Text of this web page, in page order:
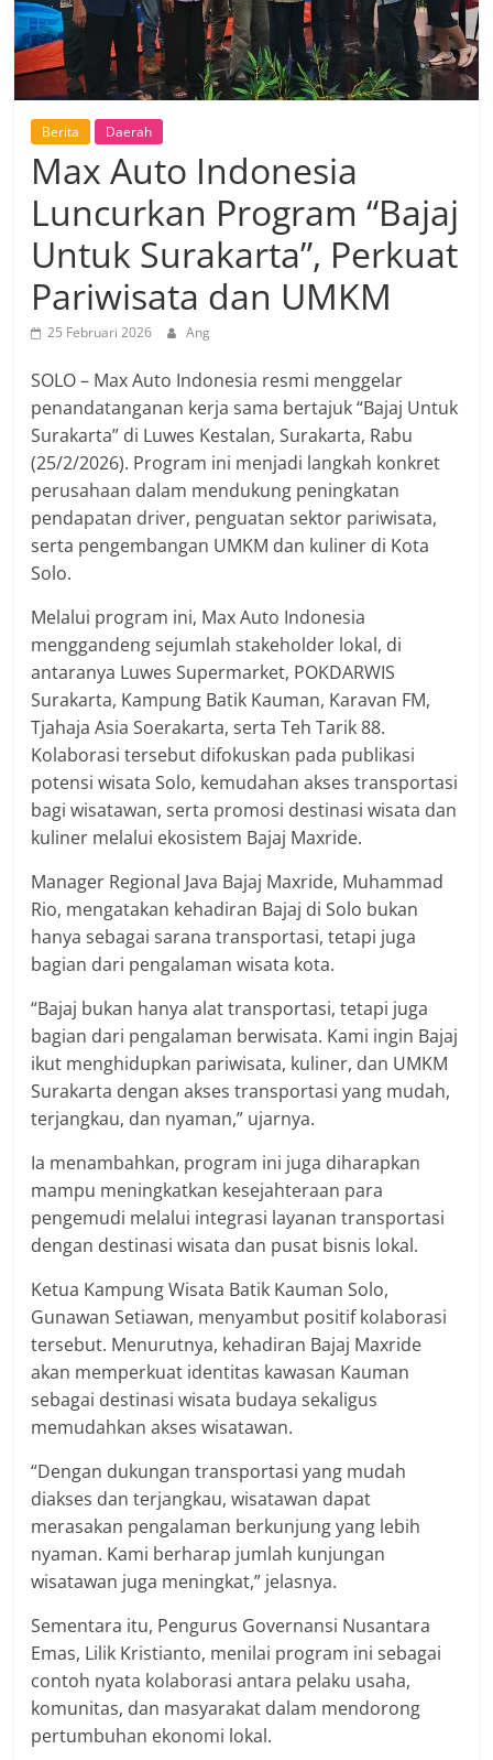
Berita Daerah
Max Auto Indonesia
Luncurkan Program “Bajaj
Untuk Surakarta”, Perkuat
Pariwisata dan UMKM
25 Februari 2026 Ang
SOLO – Max Auto Indonesia resmi menggelar
penandatanganan kerja sama bertajuk “Bajaj Untuk
Surakarta” di Luwes Kestalan, Surakarta, Rabu
(25/2/2026). Program ini menjadi langkah konkret
perusahaan dalam mendukung peningkatan
pendapatan driver, penguatan sektor pariwisata,
serta pengembangan UMKM dan kuliner di Kota
Solo.
Melalui program ini, Max Auto Indonesia
menggandeng sejumlah stakeholder lokal, di
antaranya Luwes Supermarket, POKDARWIS
Surakarta, Kampung Batik Kauman, Karavan FM,
Tjahaja Asia Soerakarta, serta Teh Tarik 88.
Kolaborasi tersebut difokuskan pada publikasi
potensi wisata Solo, kemudahan akses transportasi
bagi wisatawan, serta promosi destinasi wisata dan
kuliner melalui ekosistem Bajaj Maxride.
Manager Regional Java Bajaj Maxride, Muhammad
Rio, mengatakan kehadiran Bajaj di Solo bukan
hanya sebagai sarana transportasi, tetapi juga
bagian dari pengalaman wisata kota.
“Bajaj bukan hanya alat transportasi, tetapi juga
bagian dari pengalaman berwisata. Kami ingin Bajaj
ikut menghidupkan pariwisata, kuliner, dan UMKM
Surakarta dengan akses transportasi yang mudah,
terjangkau, dan nyaman,” ujarnya.
Ia menambahkan, program ini juga diharapkan
mampu meningkatkan kesejahteraan para
pengemudi melalui integrasi layanan transportasi
dengan destinasi wisata dan pusat bisnis lokal.
Ketua Kampung Wisata Batik Kauman Solo,
Gunawan Setiawan, menyambut positif kolaborasi
tersebut. Menurutnya, kehadiran Bajaj Maxride
akan memperkuat identitas kawasan Kauman
sebagai destinasi wisata budaya sekaligus
memudahkan akses wisatawan.
“Dengan dukungan transportasi yang mudah
diakses dan terjangkau, wisatawan dapat
merasakan pengalaman berkunjung yang lebih
nyaman. Kami berharap jumlah kunjungan
wisatawan juga meningkat,” jelasnya.
Sementara itu, Pengurus Governansi Nusantara
Emas, Lilik Kristianto, menilai program ini sebagai
contoh nyata kolaborasi antara pelaku usaha,
komunitas, dan masyarakat dalam mendorong
pertumbuhan ekonomi lokal.